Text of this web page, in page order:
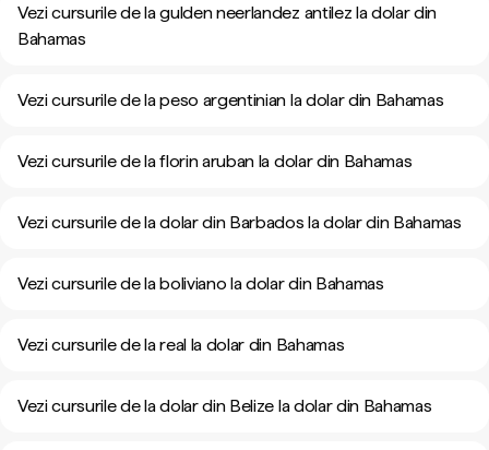
Vezi cursurile de la gulden neerlandez antilez la dolar din
Bahamas
Vezi cursurile de la peso argentinian la dolar din Bahamas
Vezi cursurile de la florin aruban la dolar din Bahamas
Vezi cursurile de la dolar din Barbados la dolar din Bahamas
Vezi cursurile de la boliviano la dolar din Bahamas
Vezi cursurile de la real la dolar din Bahamas
Vezi cursurile de la dolar din Belize la dolar din Bahamas